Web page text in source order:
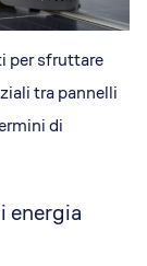
per sfruttare
tra pannelli
di
energia